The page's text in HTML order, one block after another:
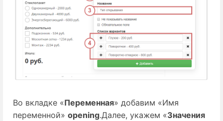
Во вкладке «Переменная» добавим «Имя
переменной» opening.Далее, укажем «Значения